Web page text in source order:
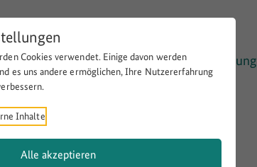
Cookies verwendet. Einige davon werden
es uns andere ermöglichen, Ihre Nutzererfahrung
Inhalte
Alle akzeptieren
Über BULEplus Themen Förderung
gedacht"